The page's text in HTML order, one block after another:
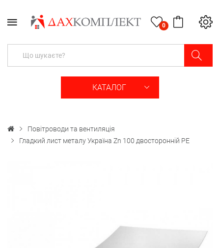
0
КАТАЛОГ
Повітроводи та вентиляція
Гладкий лист металу Україна Zn 100 двосторонній РЕ